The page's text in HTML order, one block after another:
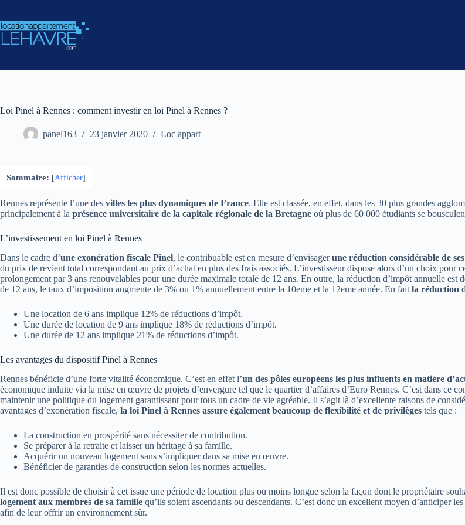
contenu
Loi Pinel à Rennes : comment investir en loi Pinel à Rennes ?
panel163 23 janvier 2020 Loc appart
Sommaire: [Afficher]
Rennes représente l’une des villes les plus dynamiques de France. Elle est classée, en effet, dans les 30 plus grandes
principalement à la présence universitaire de la capitale régionale de la Bretagne où plus de 60 000 étudiants se
L’investissement en loi Pinel à Rennes
Dans le cadre d’une exonération fiscale Pinel, le contribuable est en mesure d’envisagerune réduction considérable de
du prix de revient total correspondant au prix d’achat en plus des frais associés. L’investisseur dispose alors d’un choix
prolongement par 3 ans renouvelables pour une durée maximale totale de 12 ans. En outre, la réduction d’impôt annuelle
de 12 ans, le taux d’imposition augmente de 3% ou 1% annuellement entre la 10eme et la 12eme année. En fait la réduction
Une location de 6 ans implique 12% de réductions d’impôt.
Une durée de location de 9 ans implique 18% de réductions d’impôt.
Une durée de 12 ans implique 21% de réductions d’impôt.
Les avantages du dispositif Pinel à Rennes
Rennes bénéficie d’une forte vitalité économique. C’est en effet l’un des pôles européens les plus influents en matière
économique induite via la mise en œuvre de projets d’envergure tel que le quartier d’affaires d’Euro Rennes. C’est dans ce
maintenir une politique du logement garantissant pour tous un cadre de vie agréable. Il s’agit là d’excellente raisons de
avantages d’exonération fiscale, la loi Pinel à Rennes assure également beaucoup de flexibilité et de privilèges tels que :
La construction en prospérité sans nécessiter de contribution.
Se préparer à la retraite et laisser un héritage à sa famille.
Acquérir un nouveau logement sans s’impliquer dans sa mise en œuvre.
Bénéficier de garanties de construction selon les normes actuelles.
Il est donc possible de choisir à cet issue une période de location plus ou moins longue selon la façon dont le propriétaire
logement aux membres de sa famille qu’ils soient ascendants ou descendants. C’est donc un excellent moyen d’anticiper
afin de leur offrir un environnement sûr.